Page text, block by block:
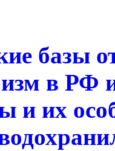
базы
в РФ
и их